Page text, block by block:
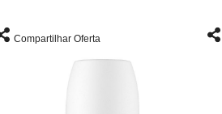
Compartilhar Oferta